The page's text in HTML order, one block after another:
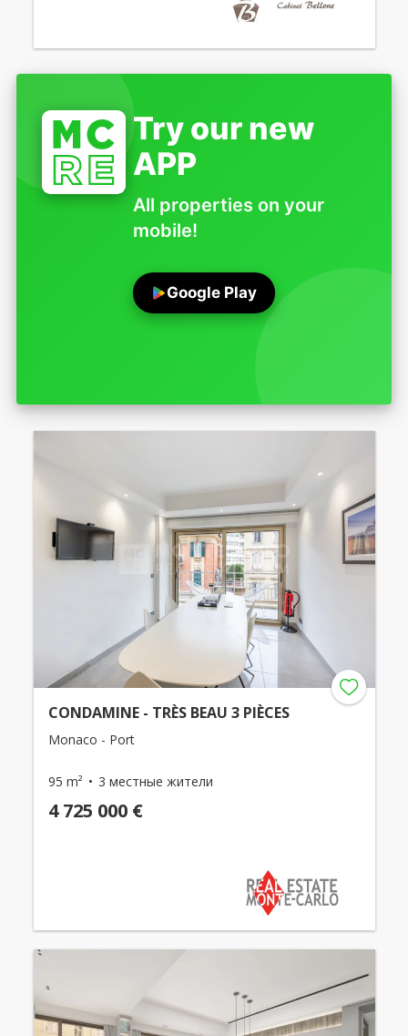
Try our new
APP
All properties on your
mobile!
Google Play
CONDAMINE - TRÈS BEAU 3 PIÈCES
Monaco - Port
95 m² 3 местные жители
4 725 000 €